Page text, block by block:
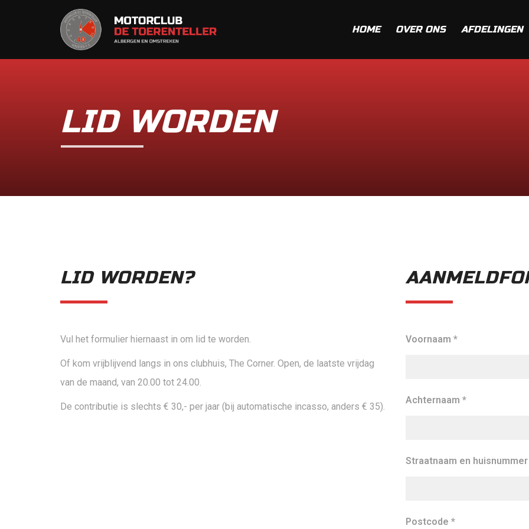
HOME OVER ONS AFDELINGEN
LID WORDEN
LID WORDEN?
Vul het formulier hiernaast in om lid te worden.
Of kom vrijblijvend langs in ons clubhuis, The Corner. Open, de laatste vrijdag
van de maand, van 20.00 tot 24.00.
De contributie is slechts € 30,- per jaar (bij automatische incasso, anders € 35).
Voornaam *
Achternaam *
Straatnaam en
Postcode *